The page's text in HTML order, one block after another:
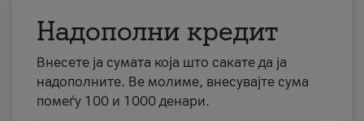
Надополни кредит
Внесете ја сумата која што сакате да ја
надополните. Ве молиме, внесувајте сума
помеѓу 100 и 1000 денари.